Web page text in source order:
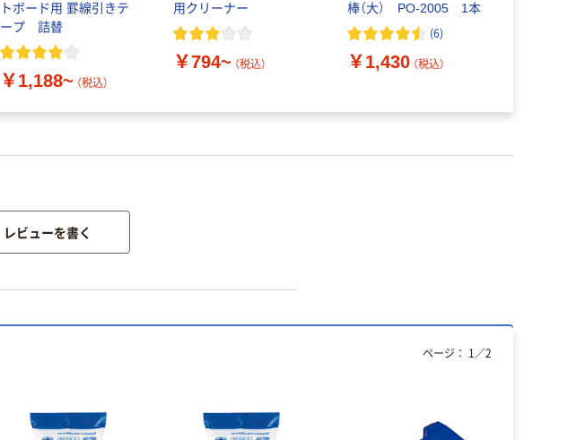
トボード用 罫線引きテ
ープ 詰替
￥1,188~ （税込）
用クリーナー
￥794~ （税込）
棒（大） PO-2005 1本
(6)
￥1,430 （税込）
レビューを書く
ページ： 1 ／2